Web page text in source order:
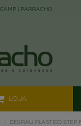
| PARRACHO
LOJA
DEGRAU PLASTICO STEP